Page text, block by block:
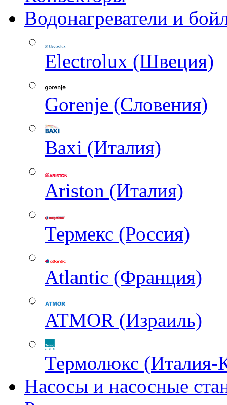
Водонагреватели и
Electrolux (Швеция)
Gorenje (Словения)
Baxi (Италия)
Ariston (Италия)
Термекс (Россия)
Atlantic (Франция)
ATMOR (Израиль)
Термолюкс (Италия-
Насосы и насосные